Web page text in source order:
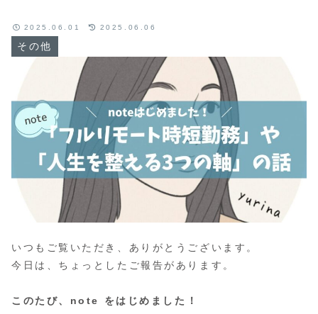
その他
2025.06.01 2025.06.06
いつもご覧いただき、ありがとうございます。
今日は、ちょっとしたご報告があります。
このたび、note をはじめました！